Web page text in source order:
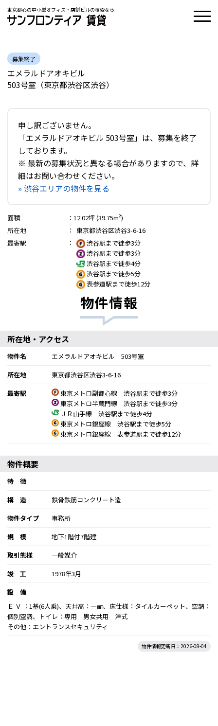
東京都心の中小型オフィス・店舗ビルの検索なら
募集終了
エメラルドアオキビル
503号室（東京都渋谷区渋谷）
申し訳ございません。
「エメラルドアオキビル 503号室」は、募集を終了
しております。
※ 最新の募集状況と異なる場合がありますので、詳
細はお問い合わせください。
» 渋谷エリアの物件を見る
面積 ： 12.02坪 (39.75m²)
所在地
：
東京都渋谷区渋谷3-6-16
最寄駅
：
渋谷駅まで徒歩3分
渋谷駅まで徒歩3分
渋谷駅まで徒歩4分
渋谷駅まで徒歩5分
表参道駅まで徒歩12分
物件情報
所在地・アクセス
物件名
エメラルドアオキビル 503号室
所在地
東京都渋谷区渋谷3-6-16
最寄駅
東京メトロ副都心線 渋谷駅まで徒歩3分
東京メトロ半蔵門線 渋谷駅まで徒歩3分
ＪＲ山手線 渋谷駅まで徒歩4分
東京メトロ銀座線 渋谷駅まで徒歩5分
東京メトロ銀座線 表参道駅まで徒歩12分
物件概要
特 徴
構 造
鉄骨鉄筋コンクリート造
物件タイプ
事務所
規 模
地下1階付7階建
取引態様
一般媒介
竣 工
1978年3月
設 備
Ｅ Ｖ ：1基(6人乗)、天井高：―㎜、床仕様：タイルカーペット、空調：
個別空調、トイレ：専用 男女共用 洋式
その他：エントランスセキュリティ
物件情報更新日：2026-08-04